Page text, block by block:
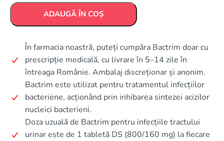
ADAUGĂ ÎN COȘ
În farmacia noastră, puteți cumpăra Bactrim doar cu
prescripție medicală, cu livrare în 5–14 zile în
întreaga Românie. Ambalaj discreționar și anonim.
Bactrim este utilizat pentru tratamentul infecțiilor
bacteriene, acționând prin inhibarea sintezei acizilor
nucleici bacterieni.
Doza uzuală de Bactrim pentru infecțiile tractului
urinar este de 1 tabletă DS (800/160 mg) la fiecare